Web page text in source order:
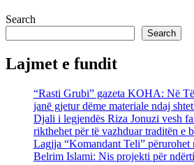
Search
Search
Lajmet e fundit
“Rasti Grubi” gazeta KOHA: Në
janē gjetur dëme materiale ndaj
Djali i legjendës Riza Jonuzi vesh
rikthehet për të vazhduar traditën e
Lagjja “Komandant Teli” përurohet
Belrim Islami: Nis projekti për